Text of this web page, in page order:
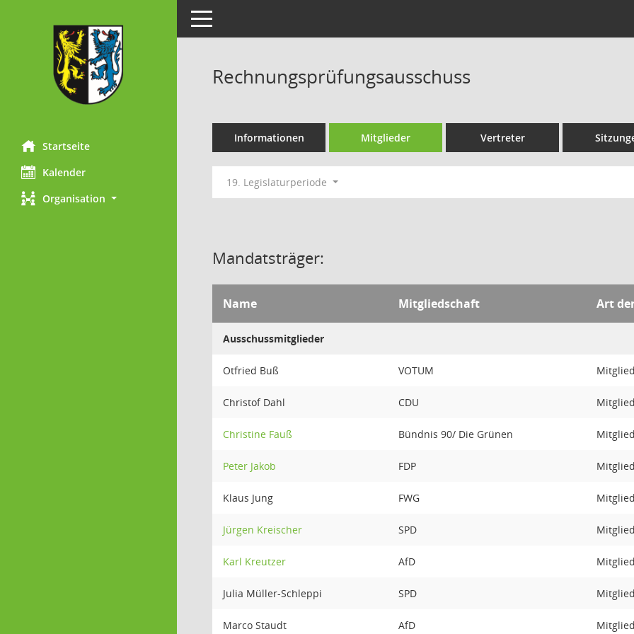
Startseite
Kalender
Organisation
Toggle navigation
Rechnungsprüfungsausschuss
Informationen Mitglieder Vertreter
19. Legislaturperiode
Mandatsträger:
Name Mitgliedschaft Art
Ausschussmitglieder
Otfried Buß VOTUM Mitglied
Christof Dahl CDU Mitglied
Christine Fauß Bündnis 90/ Die Grünen Mitglied
Peter Jakob FDP Mitglied
Klaus Jung FWG Mitglied
Jürgen Kreischer SPD Mitglied
Karl Kreutzer AfD Mitglied
Julia Müller-Schleppi SPD Mitglied
Marco Staudt AfD Mitglied